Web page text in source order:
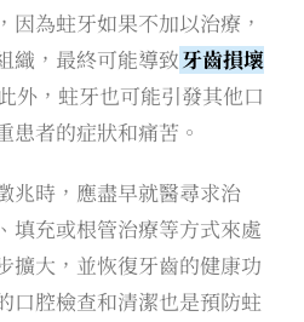
因為蛀牙如果不加以治療，
織，最終可能導致牙齒損壞
外，蛀牙也可能引發其他口
患者的症狀和痛苦。
兆時，應盡早就醫尋求治
填充或根管治療等方式來處
擴大，並恢復牙齒的健康功
口腔檢查和清潔也是預防蛀